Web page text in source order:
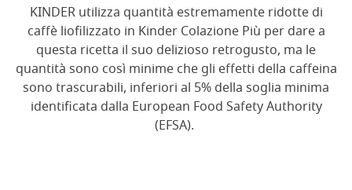
KINDER utilizza quantità estremamente ridotte di
caffè liofilizzato in Kinder Colazione Più per dare a
questa ricetta il suo delizioso retrogusto, ma le
quantità sono così minime che gli effetti della caffeina
sono trascurabili, inferiori al 5% della soglia minima
identificata dalla European Food Safety Authority
(EFSA).